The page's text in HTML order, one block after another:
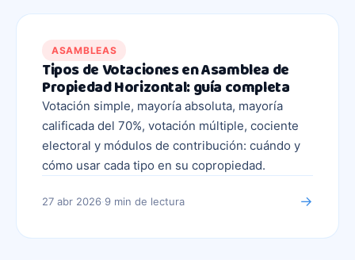
ASAMBLEAS
Tipos de Votaciones en Asamblea de
Propiedad Horizontal: guía completa
Votación simple, mayoría absoluta, mayoría
calificada del 70%, votación múltiple, cociente
electoral y módulos de contribución: cuándo y
cómo usar cada tipo en su copropiedad.
27 abr 2026·9 min de lectura →